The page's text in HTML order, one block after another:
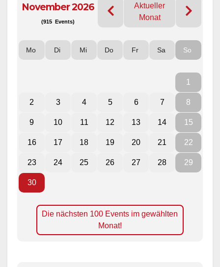
November 2026
(915 Events)
Aktueller
Monat
Mo Di Mi Do Fr Sa So
1
2 3 4 5 6 7 8
9 10 11 12 13 14 15
16 17 18 19 20 21 22
23 24 25 26 27 28 29
30
Die nächsten 100 Events im gewählten
Monat!